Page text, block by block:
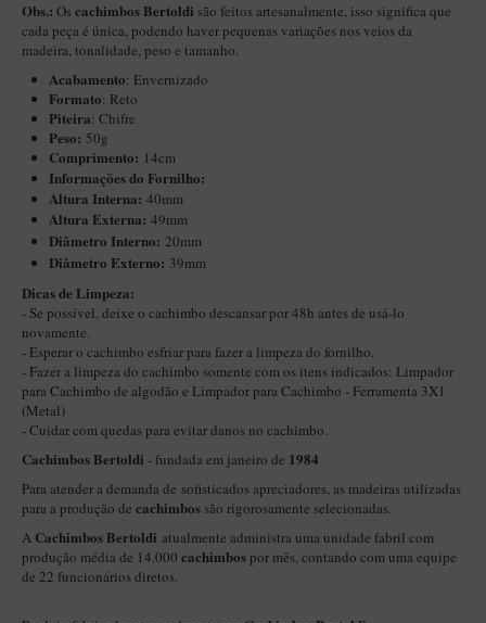
Itália Encerado
Maestro Nacional
Maestro Nacional Encerado
Caboclo - 7 Voltas
Cachimbeco
Churchwarden
Fiore
Jateado
Luiggi
Montana
Mouton
New Rose
New Rose Polido
Petrus
Piccolo
Obs.: Oscachimbos Bertoldi são feitos artesanalmente, isso significa que
cada peça é única, podendo haver pequenas variações nos veios da
madeira, tonalidade, peso e tamanho.
Acabamento: Envernizado
Formato: Reto
Piteira: Chifre
Peso: 50g
Comprimento: 14cm
Informações do Fornilho:
Altura Interna: 40mm
Altura Externa: 49mm
Diâmetro Interno: 20mm
Diâmetro Externo: 39mm
​Dicas de Limpeza:
- Se possível, deixe o cachimbo descansar por 48h antes de usá-lo
novamente.
- Esperar o cachimbo esfriar para fazer a limpeza do fornilho.
- Fazer a limpeza do cachimbo somente com os itens indicados: Limpador
para Cachimbo de algodão e Limpador para Cachimbo - Ferramenta 3X1
(Metal)
- Cuidar com quedas para evitar danos no cachimbo.
Cachimbos Bertoldi - fundada em janeiro de 1984
Para atender a demanda de sofisticados apreciadores, as madeiras utilizadas
para a produção de cachimbos são rigorosamente selecionadas.
A Cachimbos Bertoldi atualmente administra uma unidade fabril com
produção média de 14.000 cachimbos por mês, contando com uma equipe
de 22 funcionários diretos.